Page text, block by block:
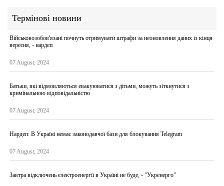
Термінові новини
Військовозобов'язані почнуть отримувати штрафи за неоновлення даних із кінця
вересня, - нардеп
07 August, 2024
Батьки, які відмовляються евакуюватися з дітьми, можуть зіткнутися з
кримінальною відповідальністю
07 August, 2024
Нардеп: В Україні немає законодавчої бази для блокування Telegram
07 August, 2024
Завтра відключень електроенергії в Україні не буде, - "Укренерго"